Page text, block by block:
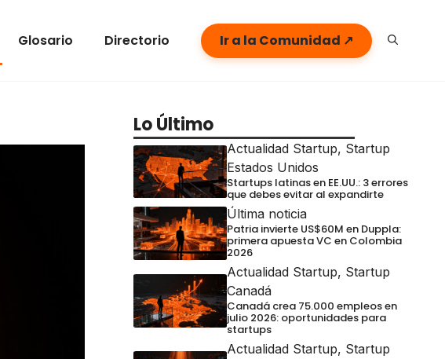
Glosario Directorio Ir a la Comunidad ↗
Lo Último
Actualidad Startup, Startup
Estados Unidos
Startups latinas en EE.UU.: 3 errores
que debes evitar al expandirte
Última noticia
Patria invierte US$60M en Duppla:
primera apuesta VC en Colombia
2026
Actualidad Startup, Startup
Canadá
Canadá crea 75.000 empleos en
julio 2026: oportunidades para
startups
Actualidad Startup, Startup